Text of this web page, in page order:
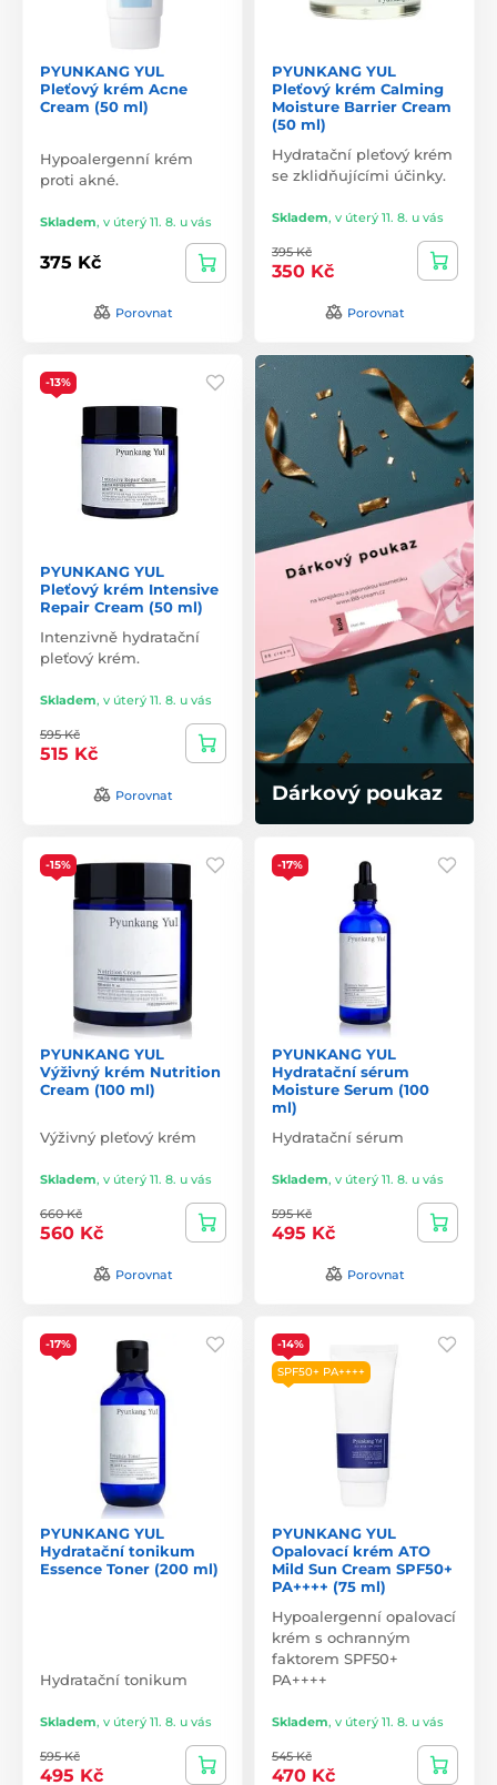
PYUNKANG YUL
Pleťový krém Acne
Cream (50 ml)
Hypoalergenní krém
proti akné.
Skladem, v úterý 11. 8. u vás
375 Kč
Porovnat
PYUNKANG YUL
Pleťový krém Calming
Moisture Barrier Cream
(50 ml)
Hydratační pleťový krém
se zklidňujícími účinky.
Skladem, v úterý 11. 8. u vás
395 Kč
350 Kč
Porovnat
-13%
PYUNKANG YUL
Pleťový krém Intensive
Repair Cream (50 ml)
Intenzivně hydratační
pleťový krém.
Skladem, v úterý 11. 8. u vás
595 Kč
515 Kč
Porovnat Dárkový poukaz
-15%
PYUNKANG YUL
Výživný krém Nutrition
Cream (100 ml)
Výživný pleťový krém
Skladem, v úterý 11. 8. u vás
660 Kč
560 Kč
Porovnat
-17%
PYUNKANG YUL
Hydratační sérum
Moisture Serum (100
ml)
Hydratační sérum
Skladem, v úterý 11. 8. u vás
595 Kč
495 Kč
Porovnat
-17%
PYUNKANG YUL
Hydratační tonikum
Essence Toner (200 ml)
Hydratační tonikum
Skladem, v úterý 11. 8. u vás
595 Kč
495 Kč
-14%
SPF50+ PA++++
PYUNKANG YUL
Opalovací krém ATO
Mild Sun Cream SPF50+
PA++++ (75 ml)
Hypoalergenní opalovací
krém s ochranným
faktorem SPF50+
PA++++
Skladem, v úterý 11. 8. u vás
545 Kč
470 Kč